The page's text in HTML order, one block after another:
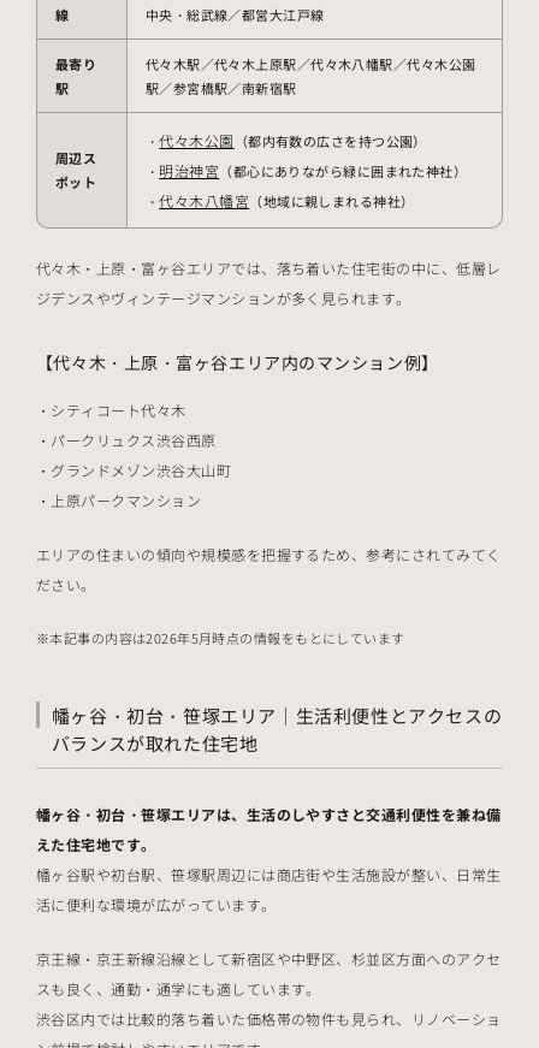
線
中央・総武線／都営大江戸線
最寄り
駅
代々木駅／代々木上原駅／代々木八幡駅／代々木公園
駅／参宮橋駅／南新宿駅
周辺ス
ポット
・代々木公園 （都内有数の広さを持つ公園）
・ 明治神宮 （都心にありながら緑に囲まれた神社）
・代々木八幡宮 （地域に親しまれる神社）
代々木・上原・富ヶ谷エリアでは、落ち着いた住宅街の中に、低層レ
ジデンスやヴィンテージマンションが多く見られます。
【代々木・上原・富ヶ谷エリア内のマンション例】
シティコート代々木
パークリュクス渋谷西原
グランドメゾン渋谷大山町
上原パークマンション
エリアの住まいの傾向や規模感を把握するため、参考にされてみてく
ださい。
本記事の内容は2026年5月時点の情報をもとにしています
幡ヶ谷・初台・笹塚エリア｜生活利便性とアクセスの
バランスが取れた住宅地
幡ヶ谷・初台・笹塚エリアは、生活のしやすさと交通利便性を兼ね備
えた住宅地です。
幡ヶ谷駅や初台駅、笹塚駅周辺には商店街や生活施設が整い、日常生
活に便利な環境が広がっています。
京王線・京王新線沿線として新宿区や中野区、杉並区方面へのアクセ
スも良く、通勤・通学にも適しています。
渋谷区内では比較的落ち着いた価格帯の物件も見られ、リノベーショ